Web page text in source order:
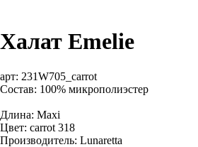
Халат Emelie
арт: 231W705_carrot
Состав: 100% микрополиэстер
Длина: Maxi
Цвет: carrot 318
Производитель: Lunaretta